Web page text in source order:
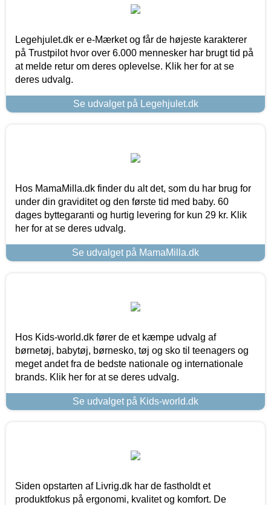
Legehjulet.dk er e-Mærket og får de højeste karakterer
på Trustpilot hvor over 6.000 mennesker har brugt tid på
at melde retur om deres oplevelse. Klik her for at se
deres udvalg.
Se udvalget på Legehjulet.dk
Hos MamaMilla.dk finder du alt det, som du har brug for
under din graviditet og den første tid med baby. 60
dages byttegaranti og hurtig levering for kun 29 kr. Klik
her for at se deres udvalg.
Se udvalget på MamaMilla.dk
Hos Kids-world.dk fører de et kæmpe udvalg af
børnetøj, babytøj, børnesko, tøj og sko til teenagers og
meget andet fra de bedste nationale og internationale
brands. Klik her for at se deres udvalg.
Se udvalget på Kids-world.dk
Siden opstarten af Livrig.dk har de fastholdt et
produktfokus på ergonomi, kvalitet og komfort. De